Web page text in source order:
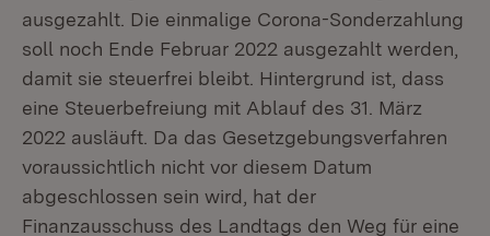
ausgezahlt. Die einmalige Corona-Sonderzahlung
soll noch Ende Februar 2022 ausgezahlt werden,
damit sie steuerfrei bleibt. Hintergrund ist, dass
eine Steuerbefreiung mit Ablauf des 31. März
2022 ausläuft. Da das Gesetzgebungsverfahren
voraussichtlich nicht vor diesem Datum
abgeschlossen sein wird, hat der
Finanzausschuss des Landtags den Weg für eine